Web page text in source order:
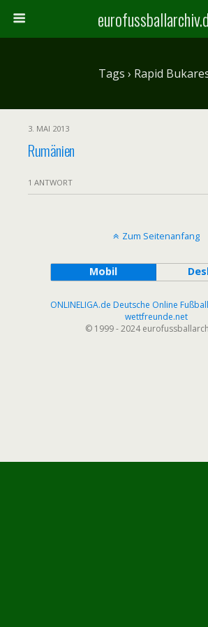
Tags › Rapid
3. MAI 2013
Rumänien
1 ANTWORT
Zum Seitenanfang
Mobil
ONLINELIGA.de Deutsche Online
wettfreunde.net
© 1999 - 2024